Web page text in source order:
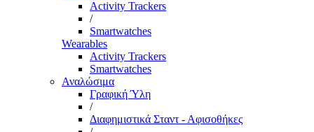
Activity Trackers
/
Smartwatches
Wearables
Activity Trackers
Smartwatches
Αναλώσιμα
Γραφική Ύλη
/
Διαφημιστικά Σταντ - Αφισοθήκες